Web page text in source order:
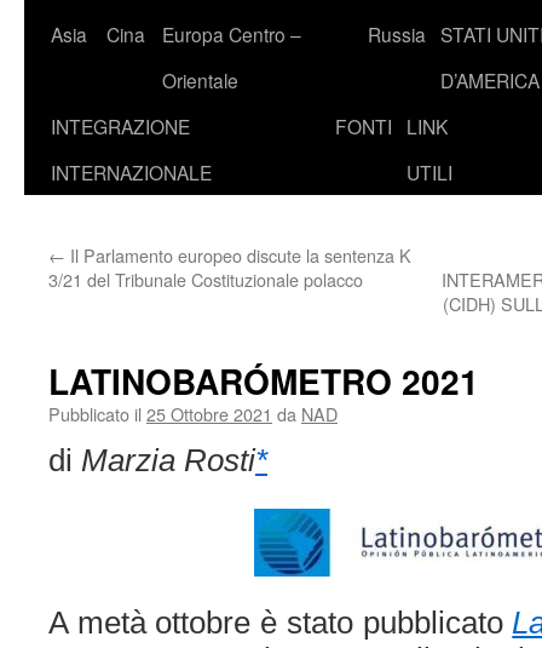
Asia Cina
Europa Centro –
Orientale
Russia STATI
D’AMERICA
INTEGRAZIONE
INTERNAZIONALE
FONTI
LINK
UTILI
← Il Parlamento europeo discute la sentenza K
3/21 del Tribunale Costituzionale polacco
(CIDH)
LATINOBARÓMETRO 2021
Pubblicato il 25 Ottobre 2021 da NAD
di Marzia Rosti*
A metà ottobre è stato pubblicato